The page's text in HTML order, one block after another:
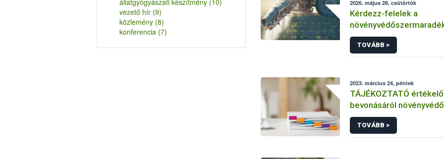
állatgyógyászati készítmény (10)
vezető hír (9)
közlemény (8)
konferencia (7)
2026. május 28, csütörtök
Kérdezz-felelek a
egészségügyi
TOVÁBB >
2023. március 24, péntek
TÁJÉKOZTATÓ
bevonásáról
hatóanyag és
engedélyezésére,
engedély
TOVÁBB >